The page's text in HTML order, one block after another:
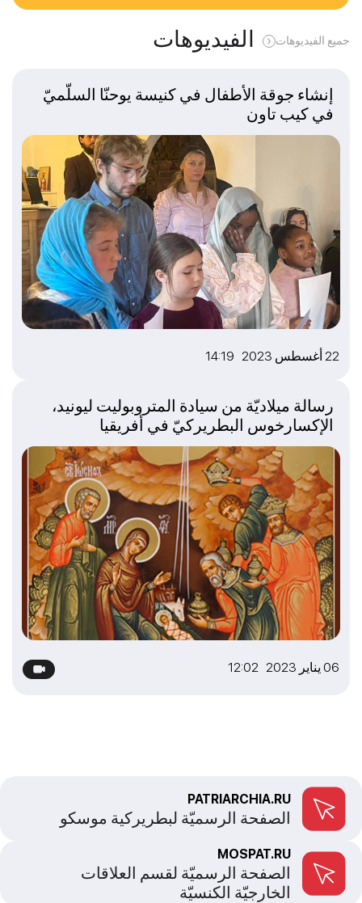
الفيديوهات جميع الفيديوهات
22 أغسطس 2023 14:19
إنشاء جوقة الأطفال في كنيسة يوحنّا السلّميّ
في كيب تاون
06 يناير 2023 12:02
رسالة ميلاديّة من سيادة المتروبوليت ليونيد،
الإكسارخوس البطريركيّ في أفريقيا
PATRIARCHIA.RU
الصفحة الرسميّة لبطريركية موسكو
MOSPAT.RU
الصفحة الرسميّة لقسم العلاقات
الخارجيّة الكنسيّة